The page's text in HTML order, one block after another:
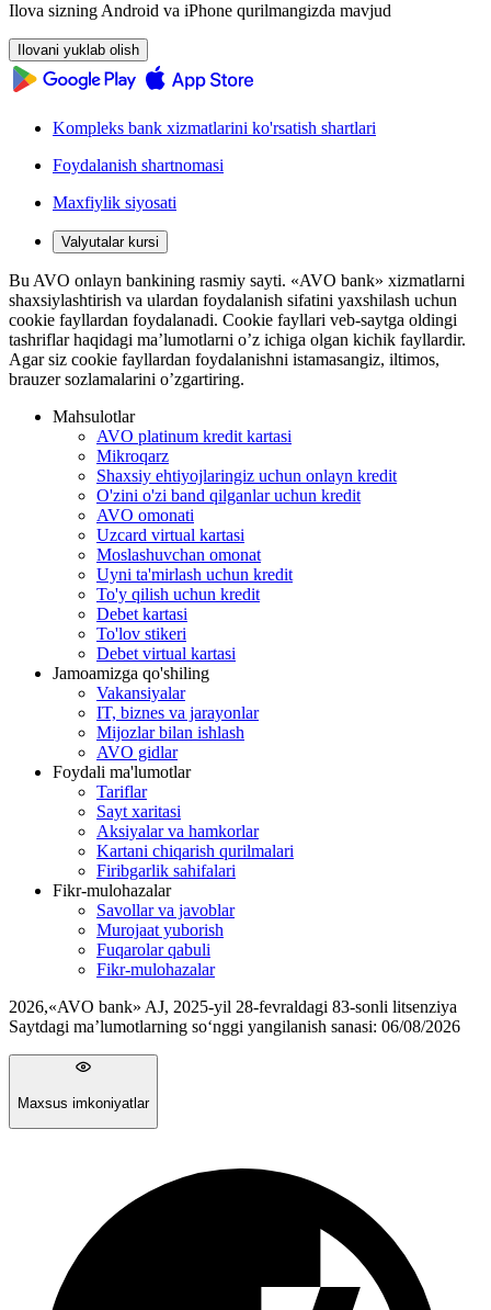
Ilova sizning Android va iPhone qurilmangizda mavjud
Ilovani yuklab olish
Kompleks bank xizmatlarini ko'rsatish shartlari
Foydalanish shartnomasi
Maxfiylik siyosati
Valyutalar kursi
Bu AVO onlayn bankining rasmiy sayti. «AVO bank» xizmatlarni
shaxsiylashtirish va ulardan foydalanish sifatini yaxshilash uchun
cookie fayllardan foydalanadi. Cookie fayllari veb-saytga oldingi
tashriflar haqidagi ma’lumotlarni o’z ichiga olgan kichik fayllardir.
Agar siz cookie fayllardan foydalanishni istamasangiz, iltimos,
brauzer sozlamalarini o’zgartiring.
Mahsulotlar
AVO platinum kredit kartasi
Mikroqarz
Shaxsiy ehtiyojlaringiz uchun onlayn kredit
O'zini o'zi band qilganlar uchun kredit
AVO omonati
Uzcard virtual kartasi
Moslashuvchan omonat
Uyni ta'mirlash uchun kredit
To'y qilish uchun kredit
Debet kartasi
To'lov stikeri
Debet virtual kartasi
Jamoamizga qo'shiling
Vakansiyalar
IT, biznes va jarayonlar
Mijozlar bilan ishlash
AVO gidlar
Foydali ma'lumotlar
Tariflar
Sayt xaritasi
Aksiyalar va hamkorlar
Kartani chiqarish qurilmalari
Firibgarlik sahifalari
Fikr-mulohazalar
Savollar va javoblar
Murojaat yuborish
Fuqarolar qabuli
Fikr-mulohazalar
2026,«AVO bank» AJ, 2025-yil 28-fevraldagi 83-sonli litsenziya
Saytdagi ma’lumotlarning so‘nggi yangilanish sanasi: 06/08/2026
Maxsus imkoniyatlar